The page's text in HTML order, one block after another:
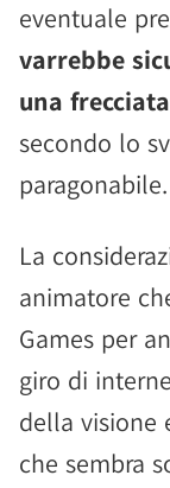
eventuale
varrebbe
una
secondo lo
paragonabile.
La
animatore
Games per
giro di
della visione
che sembra